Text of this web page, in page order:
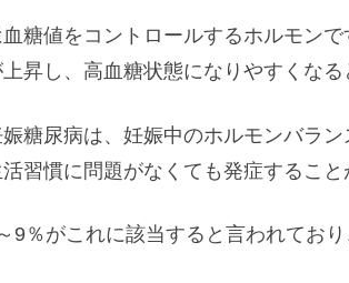
糖値をコントロールするホルモン
昇し、高血糖状態になりやすくなる
糖尿病は、妊娠中のホルモンバラ
習慣に問題がなくても発症すること
9％がこれに該当すると言われてお